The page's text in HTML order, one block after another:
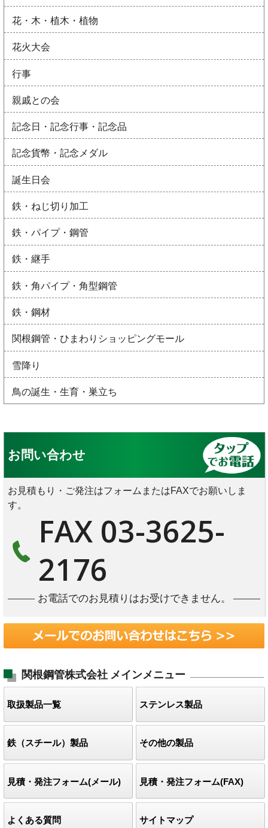
花・木・植木・植物
花火大会
行事
親戚との会
記念日・記念行事・記念品
記念貨幣・記念メダル
誕生日会
鉄・ねじ切り加工
鉄・パイプ・鋼管
鉄・継手
鉄・角パイプ・角型鋼管
鉄・鋼材
関根鋼管・ひまわりショッピングモール
雪降り
鳥の誕生・生育・巣立ち
お問い合わせ
お見積もり・ご発注はフォームまたはFAXでお願いしま
す。
FAX 03-3625-
2176
お電話でのお見積りはお受けできません。
関根鋼管株式会社 メインメニュー
取扱製品一覧 ステンレス製品
鉄（スチール）製品 その他の製品
見積・発注フォーム(メール) 見積・発注フォーム(FAX)
よくある質問 サイトマップ